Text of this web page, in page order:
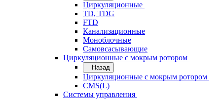
Циркуляционные
TD, TDG
FTD
Канализационные
Моноблочные
Самовсасывающие
Циркуляционные с мокрым ротором
Назад
Циркуляционные с мокрым ротором
CMS(L)
Системы управления